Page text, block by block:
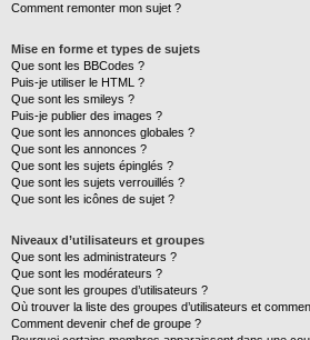
Comment remonter mon sujet ?
Mise en forme et types de sujets
Que sont les BBCodes ?
Puis-je utiliser le HTML ?
Que sont les smileys ?
Puis-je publier des images ?
Que sont les annonces globales ?
Que sont les annonces ?
Que sont les sujets épinglés ?
Que sont les sujets verrouillés ?
Que sont les icônes de sujet ?
Niveaux d’utilisateurs et groupes
Que sont les administrateurs ?
Que sont les modérateurs ?
Que sont les groupes d’utilisateurs ?
Où trouver la liste des groupes d’utilisateurs et
Comment devenir chef de groupe ?